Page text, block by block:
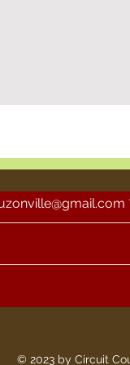
© 2023 by Circuit